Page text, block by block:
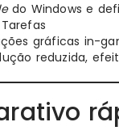
do Windows e
gráficas in-
reduzida,